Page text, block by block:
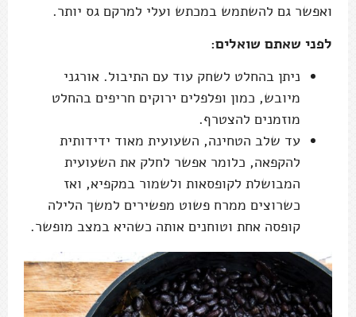
ואפשר גם להשתמש במכתש ועלי למרקם גס יותר.
לפני שאתם שואלים:
ניתן בהחלט לשחק עוד עם התיבול. אורגני
מיובש, כמון ופלפלים ירוקים חריפים בהחלט
מוזמנים להצטרף.
עד שלב הטחינה, השעועית מאוד ידידותית
להקפאה, כלומר אפשר לחלק את השעועית
המבושלת לקופסאות ולשמור במקפיא, ואז
כשרוצים ממרח פשוט מפשירים למשך הלילה
קופסה אחת וטוחנים אותה כשהיא במצב מופשר.